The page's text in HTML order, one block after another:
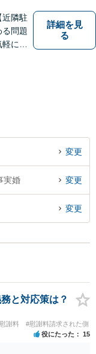
近隣駐
問題
に相
詳細を見
る
変更
実婚 変更
変更
と対応策は？
謝料 #慰謝料請求された側
役にたった 15